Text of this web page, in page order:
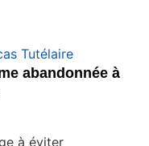
Tutélaire
abandonnée à